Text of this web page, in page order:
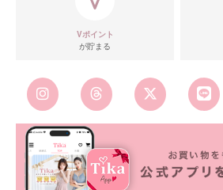
Vポイント
が貯まる